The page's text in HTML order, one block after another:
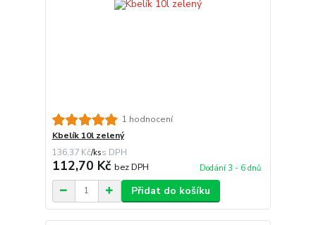
1 hodnocení
Kbelík 10l zelený
136,37 Kč/ks
112,70 Kč bez DPH Dodání 3 - 6 dnů
Přidat do košíku